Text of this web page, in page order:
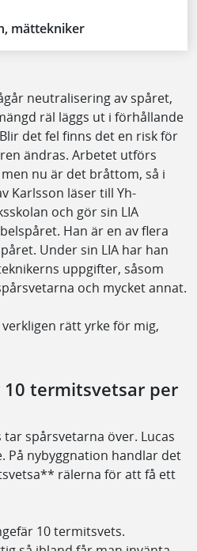
mättekniker
neutralisering av spåret,
räl läggs ut i förhållande
det fel finns det en risk för
ändras. Arbetet utförs
nu är det bråttom, så i
Karlsson läser till Yh-
och gör sin LIA
Han är en av flera
Under sin LIA har han
uppgifter, såsom
och mycket annat.
rätt yrke för mig,
10 termitsvetsar per
spårsvetarna över. Lucas
På nybyggnation handlar det
rälerna för att få ett
10 termitsvets.